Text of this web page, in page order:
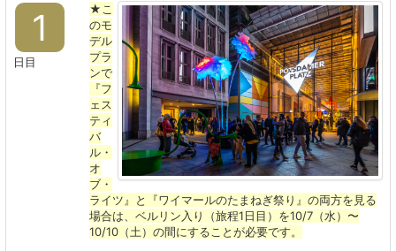
1
日目
★こ
のモ
デル
プラ
ンで
『フ
ェス
ティ
バ
ル・
オ
ブ・
ライツ』と『ワイマールのたまねぎ祭り』の両方を見る
場合は、ベルリン入り（旅程1日目）を10/7（水）〜
10/10（土）の間にすることが必要です。